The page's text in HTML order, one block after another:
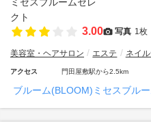
3.00 写真 1枚
美容室・ヘアサロン エステ ネイ
アクセス 門田屋敷駅から2.5km
ブルーム(BLOOM)ミセスブル